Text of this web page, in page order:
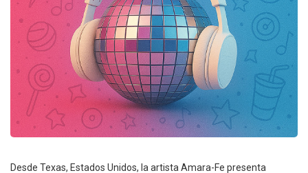
Desde Texas, Estados Unidos, la artista Amara-Fe presenta